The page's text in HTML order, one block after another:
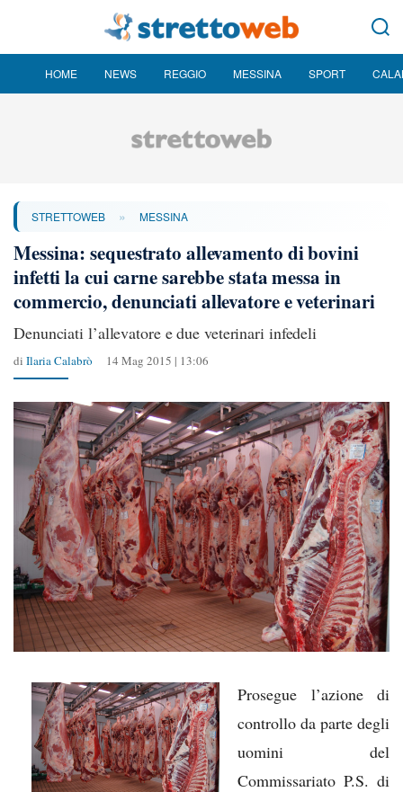
HOME NEWS REGGIO MESSINA SPORT
STRETTOWEB » MESSINA
Messina: sequestrato allevamento di bovini
infetti la cui carne sarebbe stata messa in
commercio, denunciati allevatore e veterinari
Denunciati l’allevatore e due veterinari infedeli
di Ilaria Calabrò 14 Mag 2015 | 13:06
Prosegue l’azione di
controllo da parte degli
uomini del
Commissariato P.S. di